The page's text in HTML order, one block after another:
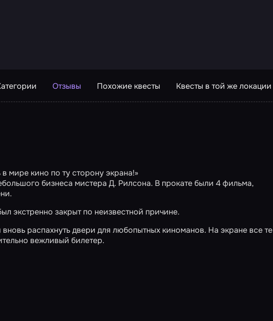
Отзывы Похожие квесты Квесты в той же локации
мире кино по ту сторону экрана!»
бизнеса мистера Д. Рилсона. В прокате были 4 фильма,
экстренно закрыт по неизвестной причине.
распахнуть двери для любопытных киноманов. На экране все те
вежливый билетер.